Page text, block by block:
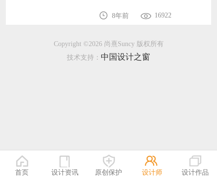
8年前 16922
Copyright ©2026 尚熹Suncy 版权所有
技术支持： 中国设计之窗
首页 设计资讯 原创保护 设计师 设计作品